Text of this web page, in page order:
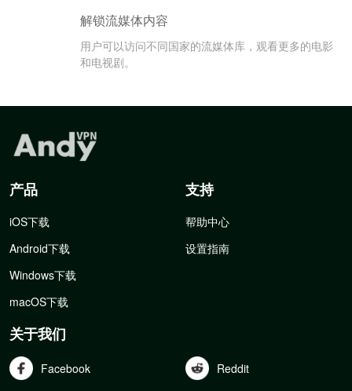
解锁流媒体内容
用户可以访问不同国家的流媒体库，观看更多的电影
和电视剧。
产品
iOS下载
Android下载
Windows下载
macOS下载
支持
帮助中心
设置指南
关于我们
Facebook Reddit